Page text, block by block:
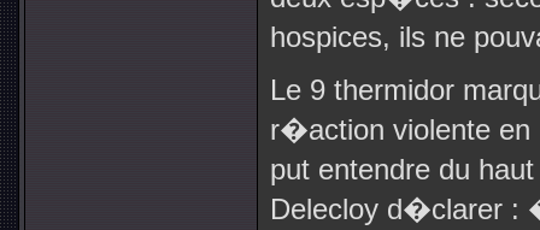
hospices, ils ne
Le 9 thermidor
r�action violente
put entendre du
Delecloy d�clarer :